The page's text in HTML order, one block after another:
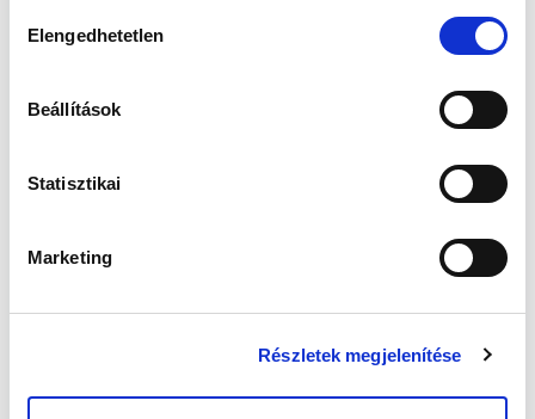
kiválasztása
Elengedhetetlen
Beállítások
Statisztikai
Marketing
Részletek megjelenítése
KEZELÉSI UTUNKON
Megjelent: 2023. február 09
önismereti út. Bizton állíthatom, hogy már a
Sokat segít, ha figyeljük és megismerjük
hanem reagálunk a belső hangra. Ha azt
elfáradtál, akkor merj pici szünetet tartani. Ne